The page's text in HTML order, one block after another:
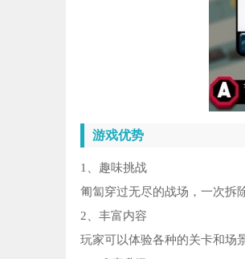
游戏优势
1、趣味挑战
匍匐穿过无尽的战场，一次拆
2、丰富内容
玩家可以体验各种的关卡和场